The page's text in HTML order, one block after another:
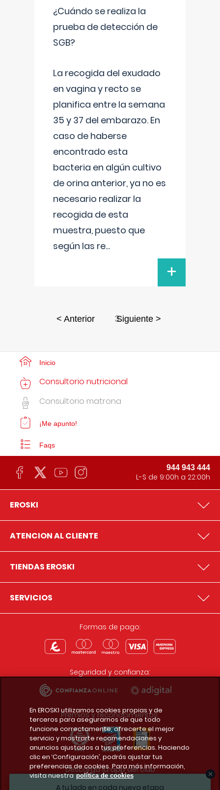
¿Cuándo se realiza la
prueba de detección de
SGB?
La recogida del exudado
en vagina y recto se
planifica entre la semana
35 y 37 del embarazo. En
caso de haberse
encontrado esta
bacteria en algún cultivo
de orina anterior, ya no es
necesario realizar la
recogida de esta
muestra, puesto que
según las re...
+
< Anterior 3Siguiente >
A tu lado en cada nueva etapa
Inicio
Consultorio nutricional
Consultorio matrona
¡Me apunto!
Faqs
944 943 444
L-S de 9:00h a 22:00h
EROSKI
ATENCION AL CLIENTE
TIENDAS EROSKI
SERVICIOS
Formas de pago:
Seguridad y confianza:
Premios y reconocimientos:
Descarga la app del club
En EROSKI utilizamos cookies propias y de
terceros para asegurarnos de que todo
funcione correctamente, ofrecerte el mejor
servicio y mostrarte recomendaciones y
anuncios ajustados a tus preferencias. Haciendo
clic en ‘Configuración’, podrás ajustar tus
preferencias de cookies. Para más información,
visita nuestra política de cookies